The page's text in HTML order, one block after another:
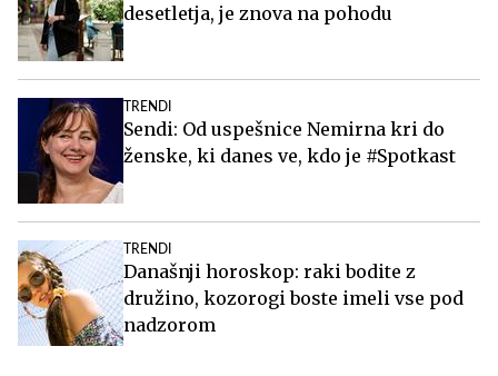
desetletja, je znova na pohodu
TRENDI
Sendi: Od uspešnice Nemirna kri do
ženske, ki danes ve, kdo je #Spotkast
TRENDI
Današnji horoskop: raki bodite z
družino, kozorogi boste imeli vse pod
nadzorom